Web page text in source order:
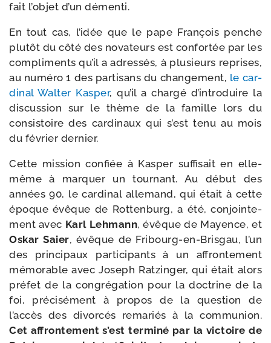
fait l’objet d’un démenti.
En tout cas, l’i­dée que le pape François penche
plu­tôt du côté des nova­teurs est confor­tée par les
com­pli­ments qu’il a adres­sés, à plu­sieurs reprises,
au numé­ro 1 des par­ti­sans du chan­ge­ment, le car­
di­nal Walter Kasper, qu’il a char­gé d’introduire la
dis­cus­sion sur le thème de la famille lors du
consis­toire des car­di­naux qui s’est tenu au mois
du février dernier.
Cette mis­sion confiée à Kasper suf­fi­sait en elle-​
même à mar­quer un tour­nant. Au début des
années 90, le car­di­nal alle­mand, qui était à cette
époque évêque de Rottenburg, a été, conjoin­te­
ment avec Karl Lehmann, évêque de Mayence, et
Oskar Saier, évêque de Fribourg-​en-​Brisgau, l’un
des prin­ci­paux par­ti­ci­pants à un affron­te­ment
mémo­rable avec Joseph Ratzinger, qui était alors
pré­fet de la congré­ga­tion pour la doc­trine de la
foi, pré­ci­sé­ment à pro­pos de la ques­tion de
l’accès des divor­cés rema­riés à la com­mu­nion.
Cet affron­te­ment s’est ter­mi­né par la vic­toire de